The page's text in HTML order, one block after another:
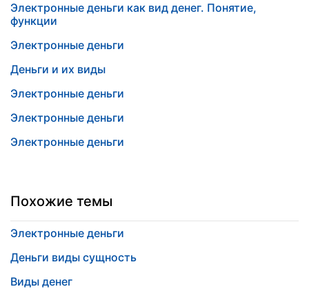
Электронные деньги как вид денег. Понятие,
функции
Электронные деньги
Деньги и их виды
Электронные деньги
Электронные деньги
Электронные деньги
Похожие темы
Электронные деньги
Деньги виды сущность
Виды денег